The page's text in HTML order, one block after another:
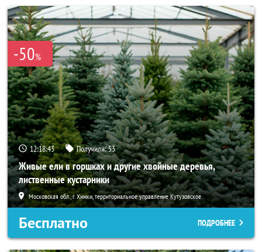
-50%
12:18:41 Получили:53
Живые ели в горшках и другие хвойные деревья,
лиственные кустарники
Московская обл., г. Химки, территориальное управление Кутузовское
Бесплатно ПОДРОБНЕЕ